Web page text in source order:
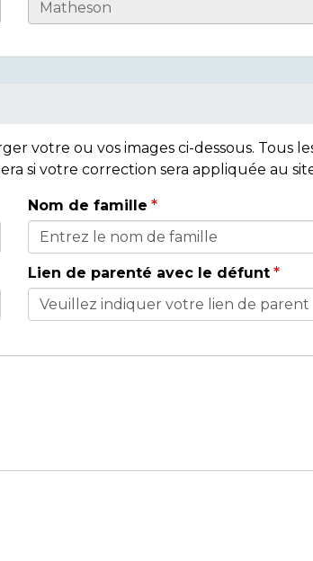
votre ou vos images ci-dessous. Tous
si votre correction sera appliquée au
Nom de famille
Lien de parenté avec le défunt